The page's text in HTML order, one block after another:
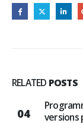
RELATED POSTS
versions